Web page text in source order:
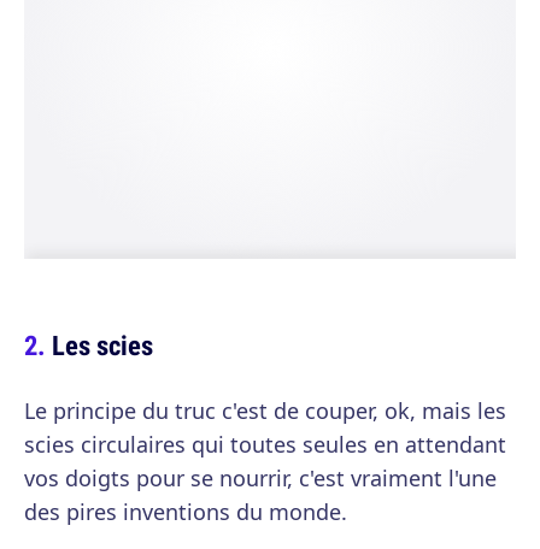
Les scies
Le principe du truc c'est de couper, ok, mais les
scies circulaires qui toutes seules en attendant
vos doigts pour se nourrir, c'est vraiment l'une
des pires inventions du monde.